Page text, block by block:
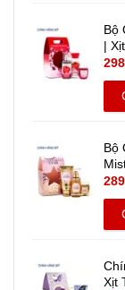
Bộ
|
tay
|
Bộ
Xịt